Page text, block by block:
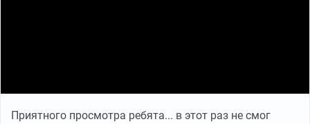
Приятного просмотра ребята... в этот раз не смог